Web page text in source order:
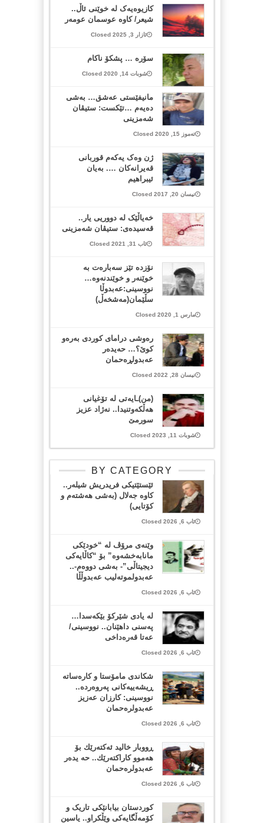
کازیوەیەک لە خوێنی ئاڵ..
شیعر/ کاوە عوسمان عومەر
ئازار 3, 2025 Closed
سۆرە … پشکۆ ناکام
شوبات 14, 2020 Closed
مانیفێستی عەشق… بەشی
دەیەم …تێکست: ستیڤان
شەمزینی
تەموز 15, 2020 Closed
ژن وەک یەکەم قوربانی
قەیرانەکان …. بەیان
ئیبراهیم
نیسان 20, 2017 Closed
خەیاڵێک لە دووریی یار..
قەسیدەی: ستیڤان شەمزینی
ئاب 31, 2021 Closed
نۆزدە تێز سەبارەت بە
خوێنەر و خوێندنەوە…
نووسینی:عەبدوڵا
سڵێمان(مەشخەڵ)
مارس 1, 2020 Closed
ره‌وشی درامای كوردی به‌ره‌و
كوێ‌؟… حه‌یده‌ر
عه‌بدولڕه‌حمان
نیسان 28, 2022 Closed
(من)ـایه‌تی له‌ تۆغیانی
هه‌ڵكه‌وتنیدا.. نه‌ژاد عزیز
سورمێ
شوبات 11, 2023 Closed
BY CATEGORY
ئێستێتیکی فریدریش شیلەر..
کاوە جەلال (بەشی هەشتەم و
کۆتایی)
ئاب 6, 2026 Closed
وێنەی مرۆڤ لە “خودێکی
مانابەخشەوە” بۆ “کاڵایەکی
دیجیتاڵی”- بەشی دووەم-..
عەبدولموتەلیب عەبدوڵڵا
ئاب 6, 2026 Closed
لە یادی شێرکۆ بێکەسدا…
پەسنی داهێنان.. نووسینی/
عەتا قەرەداخی
ئاب 6, 2026 Closed
شکاندی مامۆستا و کارەساتە
ڕیشەییەکانی پەروەردە..
نووسینی: کارزان عەزیز
عەبدولرەحمان
ئاب 6, 2026 Closed
ڕووبار خالید ئەكتەرێك بۆ
هەموو كاراكتەرێك.. حه یدەر
عەبدولرەحمان
ئاب 6, 2026 Closed
کوردستان بیابانێکی تاریک و
کۆمەڵگایەکی وێڵکراو.. یاسین